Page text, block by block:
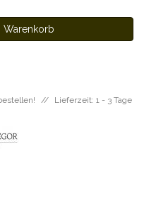
Lieferzeit: 1 - 3 Tage